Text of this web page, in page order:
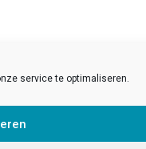
service te optimaliseren.